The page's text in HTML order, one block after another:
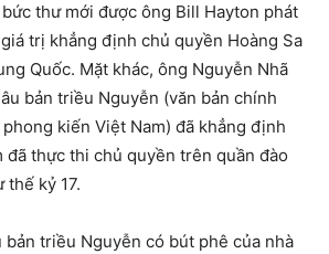
thư mới được ông Bill Hayton phát
trị khẳng định chủ quyền Hoàng Sa
Quốc. Mặt khác, ông Nguyễn Nhã
bản triều Nguyễn (văn bản chính
kiến Việt Nam) đã khẳng định
đã thực thi chủ quyền trên quần đào
thế kỷ 17.
bản triều Nguyễn có bút phê của nhà